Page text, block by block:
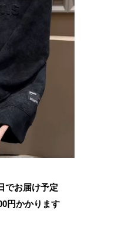
でお届け予定
円かかります